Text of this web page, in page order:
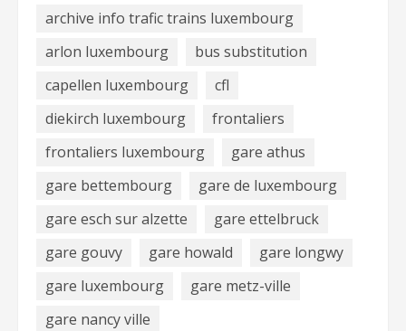
archive info trafic trains luxembourg
arlon luxembourg
bus substitution
capellen luxembourg
cfl
diekirch luxembourg
frontaliers
frontaliers luxembourg
gare athus
gare bettembourg
gare de luxembourg
gare esch sur alzette
gare ettelbruck
gare gouvy
gare howald
gare longwy
gare luxembourg
gare metz-ville
gare nancy ville